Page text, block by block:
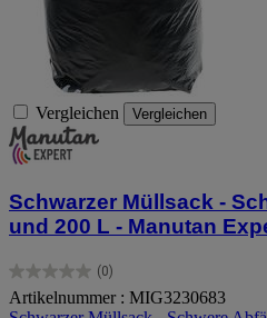
Vergleichen Vergleichen
Schwarzer Müllsack -
und 200 L - Manutan
(0)
0.0
von
Artikelnummer : MIG3230683